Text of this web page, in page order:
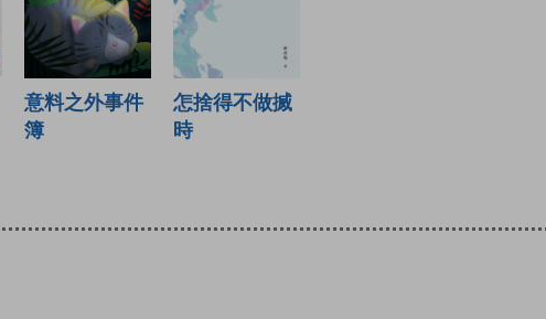
意料之外事件
簿
怎捨得不做搣
時